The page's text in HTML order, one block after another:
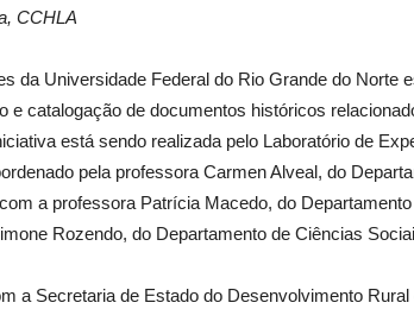
CCHLA
da Universidade Federal do Rio Grande do Norte
e catalogação de documentos históricos
está sendo realizada pelo Laboratório de
pela professora Carmen Alveal, do
a professora Patrícia Macedo, do
Rozendo, do Departamento de Ciências
a Secretaria de Estado do Desenvolvimento